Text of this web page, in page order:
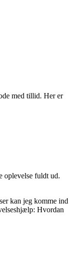
med tillid. Her er
oplevelse fuldt ud.
kan jeg komme ind
Hvordan